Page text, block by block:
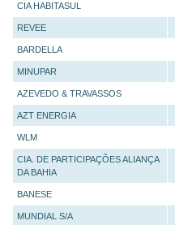
CIA HABITASUL
REVEE
BARDELLA
MINUPAR
AZEVEDO & TRAVASSOS
AZT ENERGIA
WLM
CIA. DE PARTICIPAÇÕES ALIANÇA
DA BAHIA
BANESE
MUNDIAL S/A